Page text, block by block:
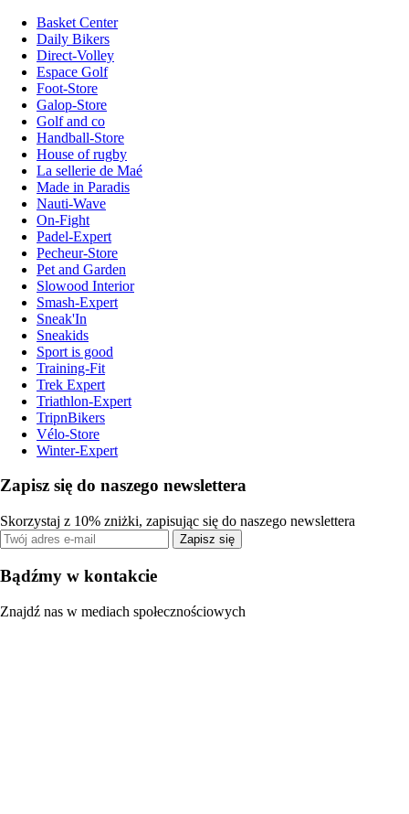
Basket Center
Daily Bikers
Direct-Volley
Espace Golf
Foot-Store
Galop-Store
Golf and co
Handball-Store
House of rugby
La sellerie de Maé
Made in Paradis
Nauti-Wave
On-Fight
Padel-Expert
Pecheur-Store
Pet and Garden
Slowood Interior
Smash-Expert
Sneak'In
Sneakids
Sport is good
Training-Fit
Trek Expert
Triathlon-Expert
TripnBikers
Vélo-Store
Winter-Expert
Zapisz się do naszego newslettera
Skorzystaj z 10% zniżki, zapisując się do naszego newslettera
Zapisz się
Bądźmy w kontakcie
Znajdź nas w mediach społecznościowych